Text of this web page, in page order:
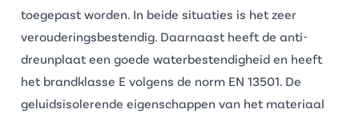
toegepast worden. In beide situaties is het zeer
verouderingsbestendig. Daarnaast heeft de anti-
dreunplaat een goede waterbestendigheid en heeft
het brandklasse E volgens de norm EN 13501. De
geluidsisolerende eigenschappen van het materiaal